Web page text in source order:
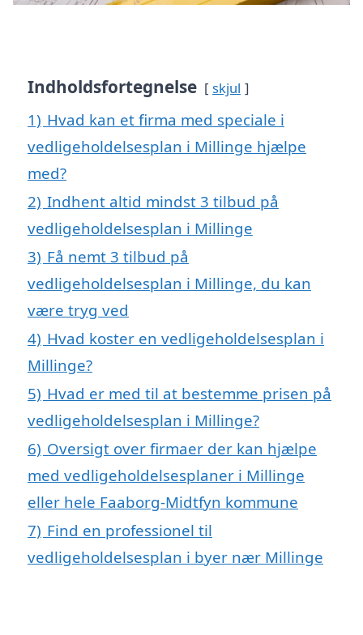
Indholdsfortegnelse skjul
1) Hvad kan et firma med speciale i
vedligeholdelsesplan i Millinge hjælpe
med?
2) Indhent altid mindst 3 tilbud på
vedligeholdelsesplan i Millinge
3) Få nemt 3 tilbud på
vedligeholdelsesplan i Millinge, du kan
være tryg ved
4) Hvad koster en vedligeholdelsesplan i
Millinge?
5) Hvad er med til at bestemme prisen på
vedligeholdelsesplan i Millinge?
6) Oversigt over firmaer der kan hjælpe
med vedligeholdelsesplaner i Millinge
eller hele Faaborg-Midtfyn kommune
7) Find en professionel til
vedligeholdelsesplan i byer nær Millinge